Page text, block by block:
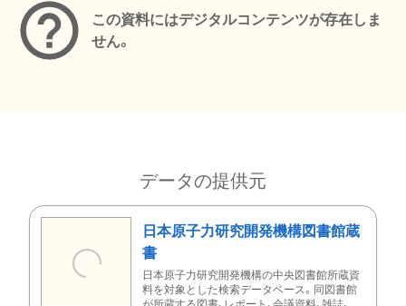
この資料にはデジタルコンテンツが存在しま
せん。
データの提供元
日本原子力研究開発機構図書館蔵
書
日本原子力研究開発機構の中央図書館所蔵資
料を対象とした検索データベース。同図書館